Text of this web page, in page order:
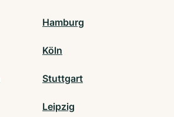
Hamburg
Köln
Stuttgart
Leipzig